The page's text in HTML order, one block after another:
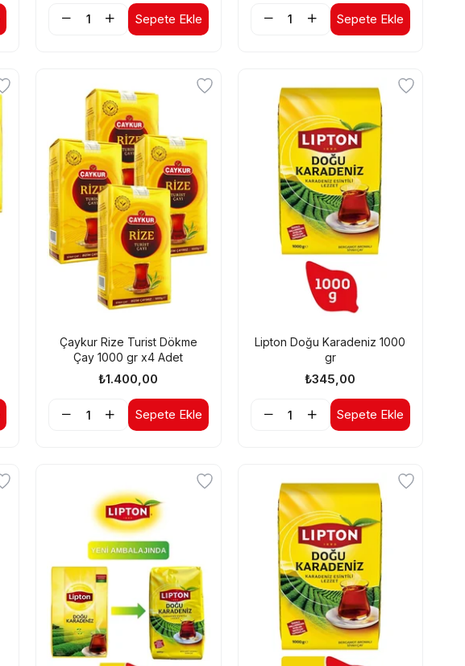
Sepete Ekle Sepete Ekle
Çaykur Rize Turist Dökme
Çay 1000 gr x4 Adet
₺1.400,00
Sepete Ekle
Lipton Doğu Karadeniz 1000
gr
₺345,00
Sepete Ekle